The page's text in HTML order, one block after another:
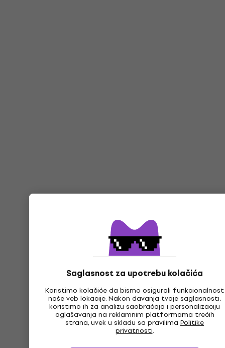
Saglasnost za upotrebu kolačića
Koristimo kolačiće da bismo osigurali funkcionalnost
naše veb lokacije. Nakon davanja tvoje saglasnosti,
koristimo ih za analizu saobraćaja i personalizaciju
oglašavanja na reklamnim platformama trećih
strana, uvek u skladu sa pravilima Politike
privatnosti.